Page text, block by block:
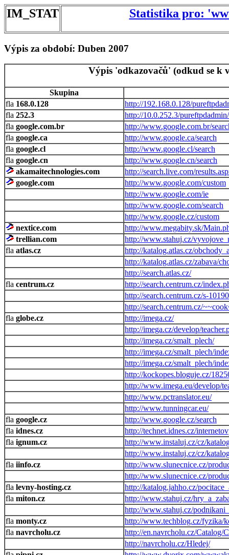
IM_STAT Statistika pro:
Výpis za období: Duben 2007
Výpis 'odkazovačů' (odkud se k
Skupina
168.0.128
http://192.168.0.128/
252.3
http://10.0.252.3/pureftpdadmin/
google.com.br
http://www.google.com.br/
google.ca
http://www.google.ca/search
google.cl
http://www.google.cl/search
google.cn
http://www.google.cn/search
akamaitechnologies.com
http://search.live.com/
google.com
http://www.google.com/custom
http://www.google.com/ie
http://www.google.com/search
http://www.google.cz/custom
nextice.com
http://www.megabity.sk/
trellian.com
http://www.stahuj.cz/
atlas.cz
http://katalog.atlas.cz/
http://katalog.atlas.cz/zabava/
http://search.atlas.cz/
centrum.cz
http://search.centrum.cz/
http://search.centrum.cz/s-
http://search.centrum.cz/
globe.cz
http://imega.cz/
http://imega.cz/develop/
http://imega.cz/smalt_plech/
http://imega.cz/smalt_plech/
http://imega.cz/smalt_plech/
http://kockopes.bloguje.cz/
http://www.imega.eu/develop/
http://www.pctranslator.eu/
http://www.tunningcar.eu/
google.cz
http://www.google.cz/search
idnes.cz
http://technet.idnes.cz/
ignum.cz
http://www.instaluj.cz/cz/
http://www.instaluj.cz/cz/
iinfo.cz
http://www.slunecnice.cz/
http://www.slunecnice.cz/
levny-hosting.cz
http://katalog.jahho.cz/
miton.cz
http://www.stahuj.cz/
http://www.stahuj.cz/
monty.cz
http://www.techblog.cz/fyzika/
navrcholu.cz
http://en.navrcholu.cz/Catalog/
http://navrcholu.cz/Hledej/